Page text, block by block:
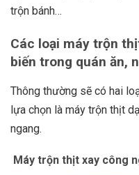
trộn bánh…
Các loại máy trộn
biến trong quán ăn,
Thông thường sẽ có hai
lựa chọn là máy trộn thịt
ngang.
Máy trộn thịt xay công